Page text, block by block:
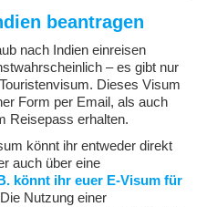
beantragen
nach Indien einreisen
– es gibt nur
Dieses Visum
Form per Email, als auch
Reisepass erhalten.
könnt ihr entweder direkt
auch über eine
könnt ihr euer E-Visum für
Nutzung einer